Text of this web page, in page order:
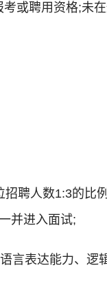
或聘用资格;未
聘人数1:3的比
并进入面试;
言表达能力、逻